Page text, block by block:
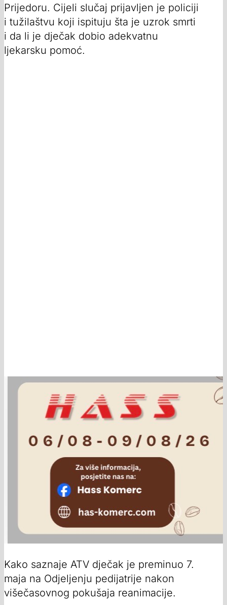
Prijedoru. Cijeli slučaj prijavljen je policiji
i tužilaštvu koji ispituju šta je uzrok smrti
i da li je dječak dobio adekvatnu
ljekarsku pomoć.
Kako saznaje ATV dječak je preminuo 7.
maja na Odjeljenju pedijatrije nakon
višečasovnog pokušaja reanimacije.